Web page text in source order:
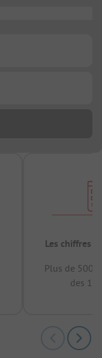
Les chiffres
Plus de
des 12